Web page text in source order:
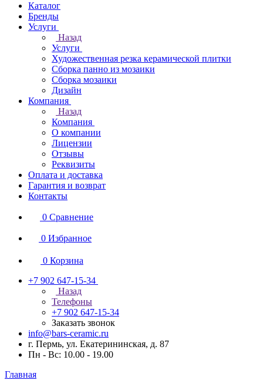
Каталог
Бренды
Услуги
Назад
Услуги
Художественная резка керамической плитки
Сборка панно из мозаики
Сборка мозаики
Дизайн
Компания
Назад
Компания
О компании
Лицензии
Отзывы
Реквизиты
Оплата и доставка
Гарантия и возврат
Контакты
0 Сравнение
0 Избранное
0 Корзина
+7 902 647-15-34
Назад
Телефоны
+7 902 647-15-34
Заказать звонок
info@bars-ceramic.ru
г. Пермь, ул. Екатерининская, д. 87
Пн - Вс: 10.00 - 19.00
Главная